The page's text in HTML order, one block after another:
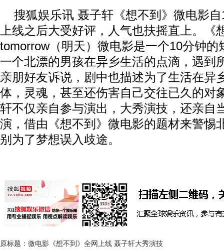
搜狐娱乐讯 聂子轩《想不到》微电影自
上线之后大受好评，人气也扶摇直上。《
tomorrow（明天）微电影是一个10分钟的
一个北漂的男孩在异乡生活的点滴，遇到
亲朋好友诉说，剧中也描述为了生活在异
体，灵魂，甚至还伤害自己交往已久的对
轩不仅亲自参与演出，大秀演技，还亲自
演，借由《想不到》微电影的题材来警惕
别为了梦想误入歧途。
原标题：微电影《想不到》全网上线 聂子轩大秀演技